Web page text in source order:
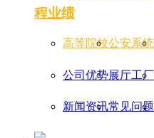
程业绩
高等院校公安系统
公司优势展厅工厂
新闻资讯常见问题